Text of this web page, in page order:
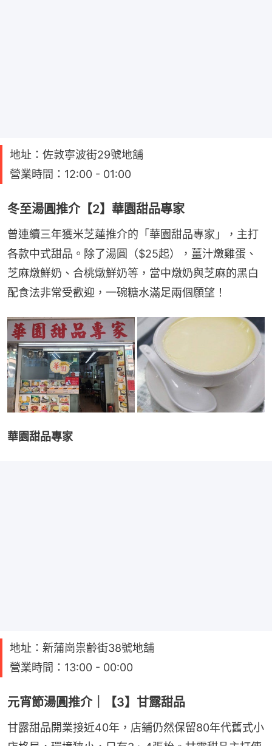
地址：佐敦寧波街29號地舖
營業時間：12:00 - 01:00
冬至湯圓推介【2】華園甜品專家
曾連續三年獲米芝蓮推介的「華園甜品專家」，主打
各款中式甜品。除了湯圓（$25起），薑汁燉雞蛋、
芝麻燉鮮奶、合桃燉鮮奶等，當中燉奶與芝麻的黑白
配食法非常受歡迎，一碗糖水滿足兩個願望！
華園甜品專家
地址：新蒲崗祟齡街38號地舖
營業時間：13:00 - 00:00
元宵節湯圓推介｜【3】甘露甜品
甘露甜品開業接近40年，店鋪仍然保留80年代舊式小